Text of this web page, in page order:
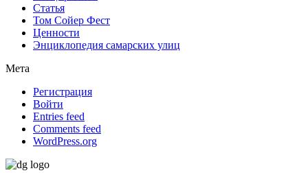
Статья
Том Сойер Фест
Ценности
Энциклопедия самарских улиц
Мета
Регистрация
Войти
Entries feed
Comments feed
WordPress.org